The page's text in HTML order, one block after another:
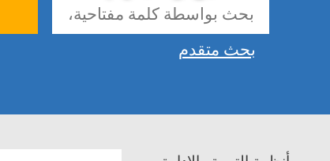
بحث متقدم